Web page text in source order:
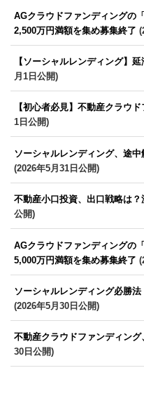
AGクラウドファンディングの
2,500万円満額を集め募集終了
【ソーシャルレンディング】
月1日公開)
【初心者必見】不動産クラウ
1日公開)
ソーシャルレンディング、途
(2026年5月31日公開)
不動産小口投資、出口戦略は
公開)
AGクラウドファンディングの
5,000万円満額を集め募集終了
ソーシャルレンディング必勝
(2026年5月30日公開)
不動産クラウドファンディン
30日公開)